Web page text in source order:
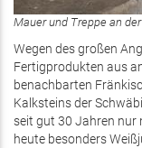
Mauer und Treppe an
Wegen des großen
Fertigprodukten aus
benachbarten
Kalksteins der
seit gut 30 Jahren nur
heute besonders